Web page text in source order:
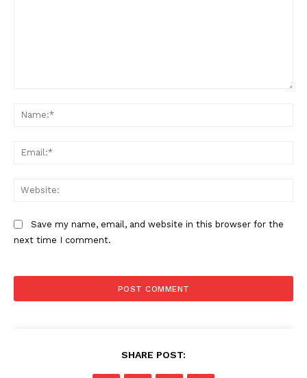
Save my name, email, and website in this browser for the
next time I comment.
SHARE POST: